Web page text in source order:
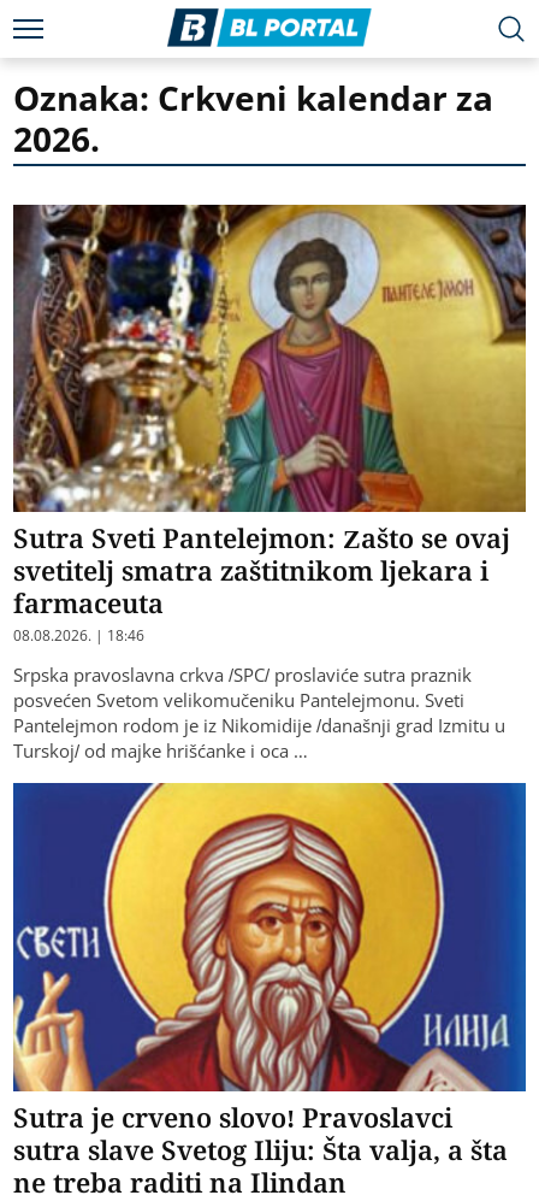
Oznaka: Crkveni kalendar za
2026.
Sutra Sveti Pantelejmon: Zašto se ovaj
svetitelj smatra zaštitnikom ljekara i
farmaceuta
08.08.2026. | 18:46
Srpska pravoslavna crkva /SPC/ proslaviće sutra praznik
posvećen Svetom velikomučeniku Pantelejmonu. Sveti
Pantelejmon rodom je iz Nikomidije /današnji grad Izmitu u
Turskoj/ od majke hrišćanke i oca …
Sutra je crveno slovo! Pravoslavci
sutra slave Svetog Iliju: Šta valja, a šta
ne treba raditi na Ilindan